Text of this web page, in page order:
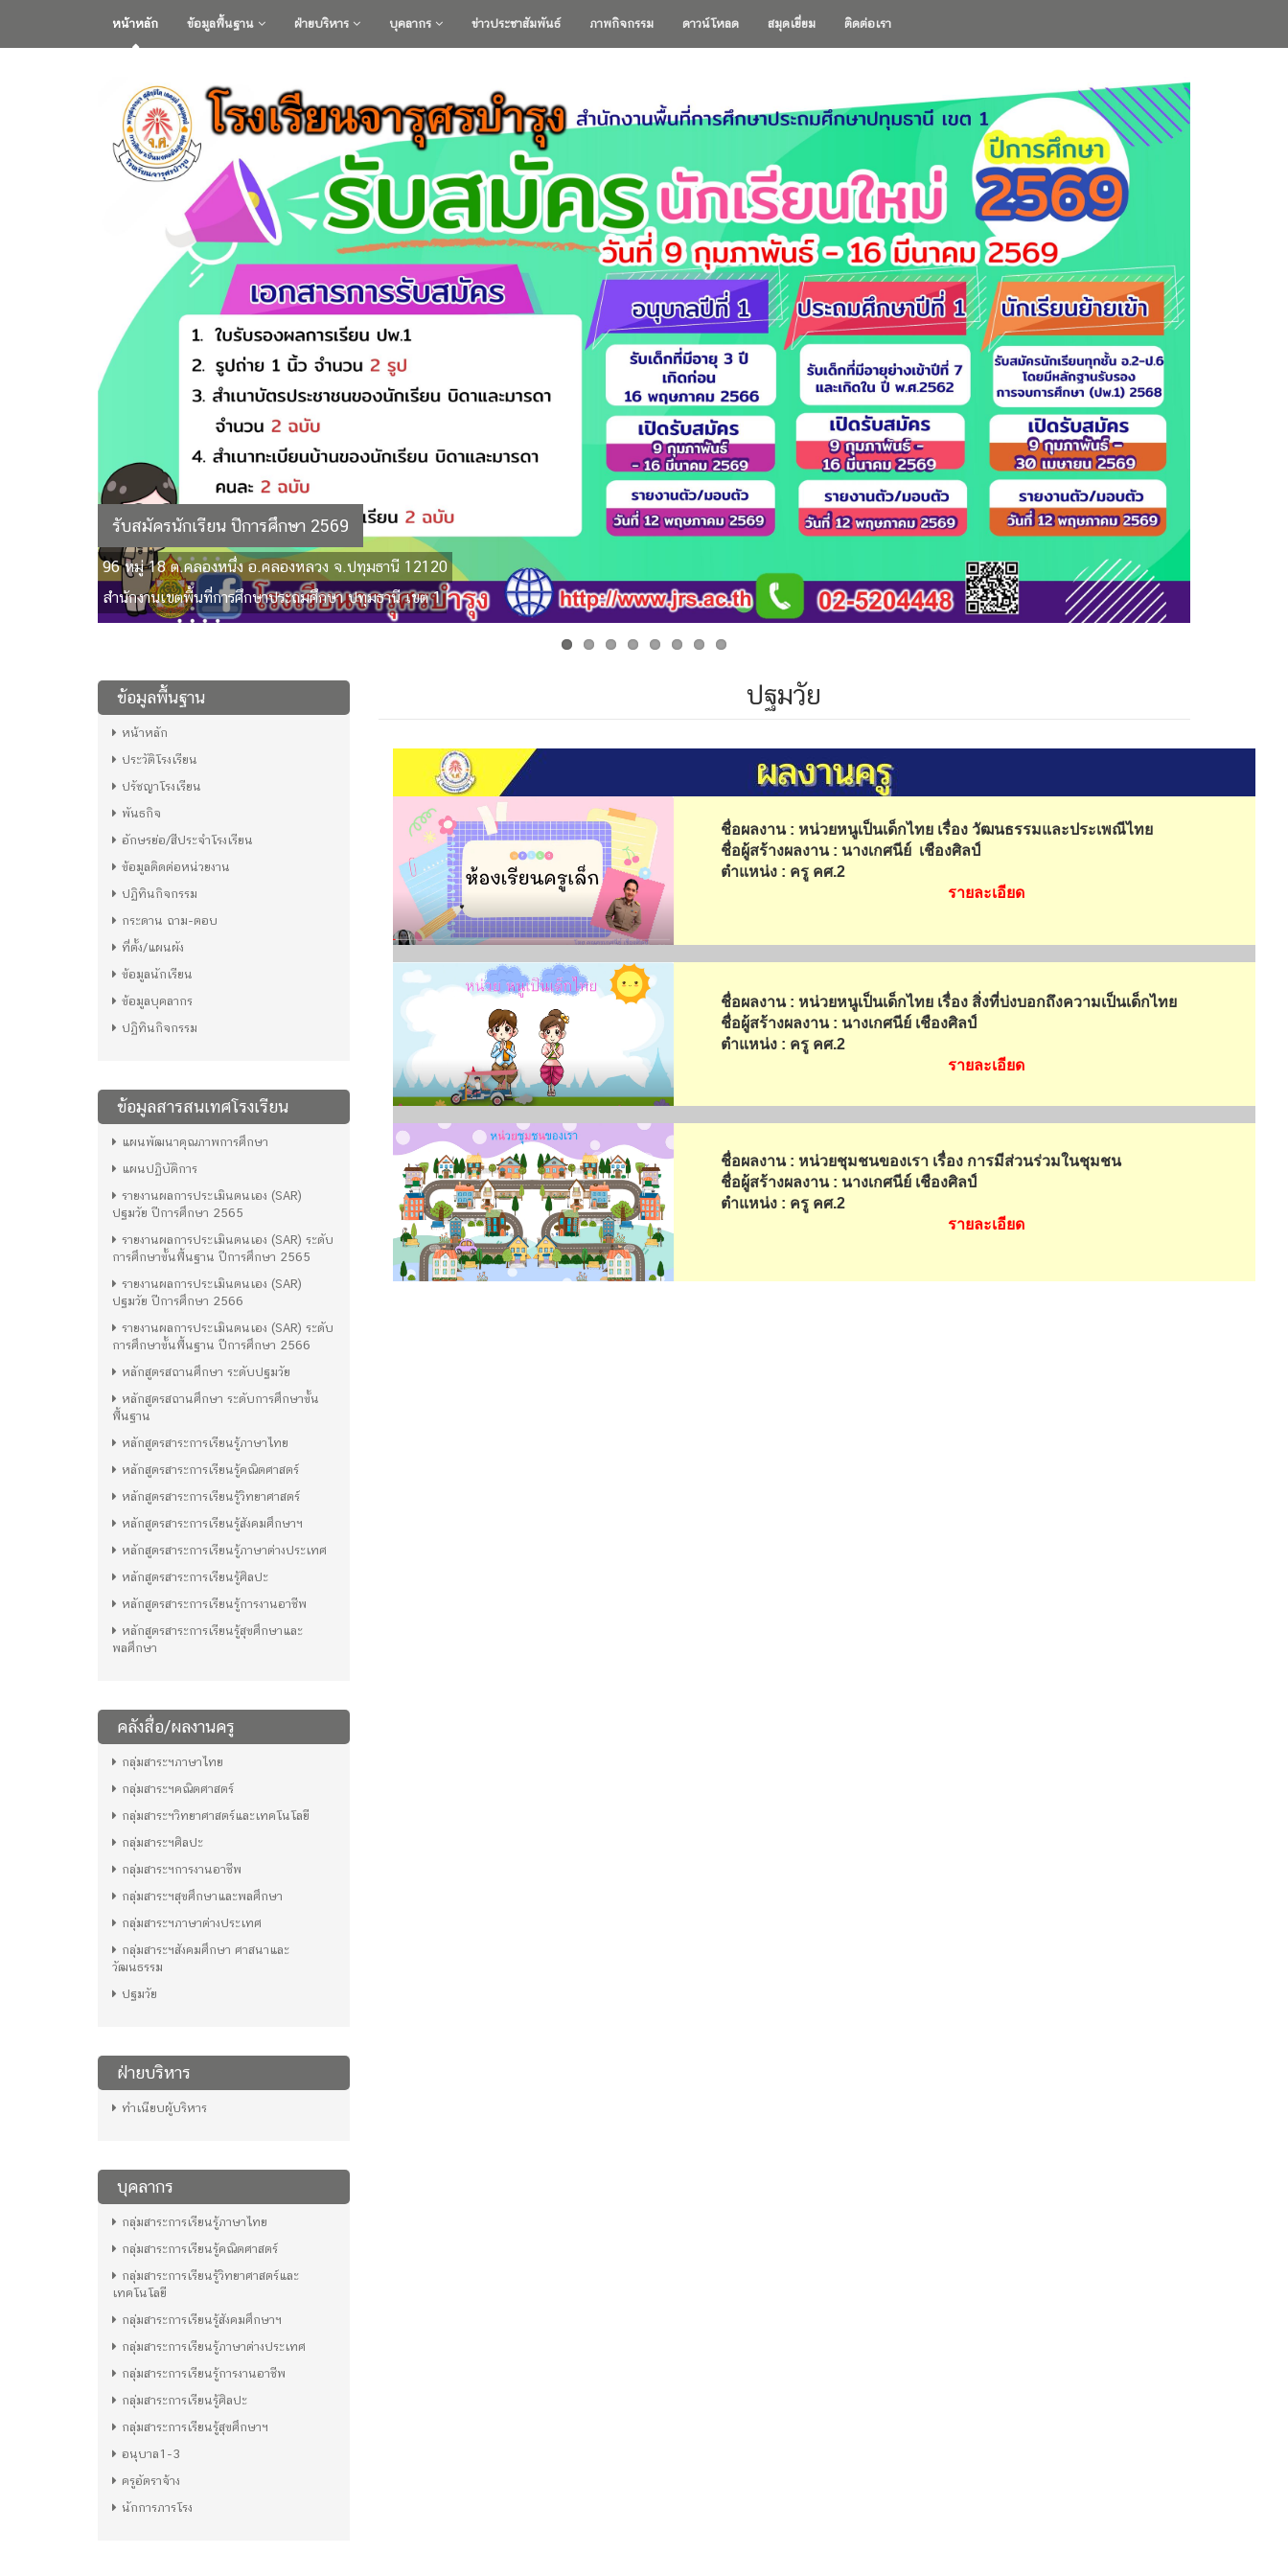
หน้าหลัก ข้อมูลพื้นฐาน ฝ่ายบริหาร บุคลากร ข่าวประชาสัมพันธ์ ภาพกิจกรรม ดาวน์โหลด สมุดเยี่ยม ติดต่อเรา
รับสมัครนักเรียน ปีการศึกษา 2569
96 หมู่ 18 ต.คลองหนึ่ง อ.คลองหลวง จ.ปทุมธานี 12120
สำนักงานเขตพื้นที่การศึกษาประถมศึกษา ปทุมธานี เขต 1
ข้อมูลพื้นฐาน
หน้าหลัก
ประวัติโรงเรียน
ปรัชญาโรงเรียน
พันธกิจ
อักษรย่อ/สีประจำโรงเรียน
ข้อมูลติดต่อหน่วยงาน
ปฏิทินกิจกรรม
กระดาน ถาม-ตอบ
ที่ตั้ง/แผนผัง
ข้อมูลนักเรียน
ข้อมูลบุคลากร
ปฏิทินกิจกรรม
ข้อมูลสารสนเทศโรงเรียน
แผนพัฒนาคุณภาพการศึกษา
แผนปฏิบัติการ
รายงานผลการประเมินตนเอง (SAR)
ปฐมวัย ปีการศึกษา 2565
รายงานผลการประเมินตนเอง (SAR) ระดับ
การศึกษาขั้นพื้นฐาน ปีการศึกษา 2565
รายงานผลการประเมินตนเอง (SAR)
ปฐมวัย ปีการศึกษา 2566
รายงานผลการประเมินตนเอง (SAR) ระดับ
การศึกษาขั้นพื้นฐาน ปีการศึกษา 2566
หลักสูตรสถานศึกษา ระดับปฐมวัย
หลักสูตรสถานศึกษา ระดับการศึกษาขั้น
พื้นฐาน
หลักสูตรสาระการเรียนรู้ภาษาไทย
หลักสูตรสาระการเรียนรู้คณิตศาสตร์
หลักสูตรสาระการเรียนรู้วิทยาศาสตร์
หลักสูตรสาระการเรียนรู้สังคมศึกษาฯ
หลักสูตรสาระการเรียนรู้ภาษาต่างประเทศ
หลักสูตรสาระการเรียนรู้ศิลปะ
หลักสูตรสาระการเรียนรู้การงานอาชีพ
หลักสูตรสาระการเรียนรู้สุขศึกษาและ
พลศึกษา
คลังสื่อ/ผลงานครู
กลุ่มสาระฯภาษาไทย
กลุ่มสาระฯคณิตศาสตร์
กลุ่มสาระฯวิทยาศาสตร์และเทคโนโลยี
กลุ่มสาระฯศิลปะ
กลุ่มสาระฯการงานอาชีพ
กลุ่มสาระฯสุขศึกษาและพลศึกษา
กลุ่มสาระฯภาษาต่างประเทศ
กลุ่มสาระฯสังคมศึกษา ศาสนาและ
วัฒนธรรม
ปฐมวัย
ฝ่ายบริหาร
ทำเนียบผู้บริหาร
บุคลากร
กลุ่มสาระการเรียนรู้ภาษาไทย
กลุ่มสาระการเรียนรู้คณิตศาสตร์
กลุ่มสาระการเรียนรู้วิทยาศาสตร์และ
เทคโนโลยี
กลุ่มสาระการเรียนรู้สังคมศึกษาฯ
กลุ่มสาระการเรียนรู้ภาษาต่างประเทศ
กลุ่มสาระการเรียนรู้การงานอาชีพ
กลุ่มสาระการเรียนรู้ศิลปะ
กลุ่มสาระการเรียนรู้สุขศึกษาฯ
อนุบาล1-3
ครูอัตราจ้าง
นักการภารโรง
ปฐมวัย
ชื่อผลงาน : หน่วยหนูเป็นเด็กไทย เรื่อง วัฒนธรรมและประเพณีไทย
ชื่อผู้สร้างผลงาน : นางเกศนีย์ เชืองศิลป์
ตำแหน่ง : ครู คศ.2
รายละเอียด
ชื่อผลงาน : หน่วยหนูเป็นเด็กไทย เรื่อง สิ่งที่บ่งบอกถึงความเป็นเด็กไทย
ชื่อผู้สร้างผลงาน : นางเกศนีย์ เชืองศิลป์
ตำแหน่ง : ครู คศ.2
รายละเอียด
ชื่อผลงาน : หน่วยชุมชนของเรา เรื่อง การมีส่วนร่วมในชุมชน
ชื่อผู้สร้างผลงาน : นางเกศนีย์ เชืองศิลป์
ตำแหน่ง : ครู คศ.2
รายละเอียด